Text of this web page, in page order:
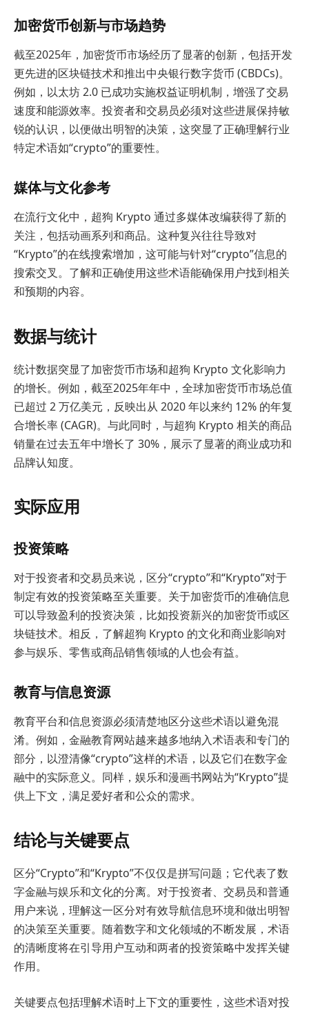
加密货币创新与市场趋势
截至2025年，加密货币市场经历了显著的创新，包括开发
更先进的区块链技术和推出中央银行数字货币 (CBDCs)。
例如，以太坊 2.0 已成功实施权益证明机制，增强了交易
速度和能源效率。投资者和交易员必须对这些进展保持敏
锐的认识，以便做出明智的决策，这突显了正确理解行业
特定术语如“crypto”的重要性。
媒体与文化参考
在流行文化中，超狗 Krypto 通过多媒体改编获得了新的
关注，包括动画系列和商品。这种复兴往往导致对
“Krypto”的在线搜索增加，这可能与针对“crypto”信息的
搜索交叉。了解和正确使用这些术语能确保用户找到相关
和预期的内容。
数据与统计
统计数据突显了加密货币市场和超狗 Krypto 文化影响力
的增长。例如，截至2025年年中，全球加密货币市场总值
已超过 2 万亿美元，反映出从 2020 年以来约 12% 的年复
合增长率 (CAGR)。与此同时，与超狗 Krypto 相关的商品
销量在过去五年中增长了 30%，展示了显著的商业成功和
品牌认知度。
实际应用
投资策略
对于投资者和交易员来说，区分“crypto”和“Krypto”对于
制定有效的投资策略至关重要。关于加密货币的准确信息
可以导致盈利的投资决策，比如投资新兴的加密货币或区
块链技术。相反，了解超狗 Krypto 的文化和商业影响对
参与娱乐、零售或商品销售领域的人也会有益。
教育与信息资源
教育平台和信息资源必须清楚地区分这些术语以避免混
淆。例如，金融教育网站越来越多地纳入术语表和专门的
部分，以澄清像“crypto”这样的术语，以及它们在数字金
融中的实际意义。同样，娱乐和漫画书网站为“Krypto”提
供上下文，满足爱好者和公众的需求。
结论与关键要点
区分“Crypto”和“Krypto”不仅仅是拼写问题；它代表了数
字金融与娱乐和文化的分离。对于投资者、交易员和普通
用户来说，理解这一区分对有效导航信息环境和做出明智
的决策至关重要。随着数字和文化领域的不断发展，术语
的清晰度将在引导用户互动和两者的投资策略中发挥关键
作用。
关键要点包括理解术语时上下文的重要性，这些术语对投